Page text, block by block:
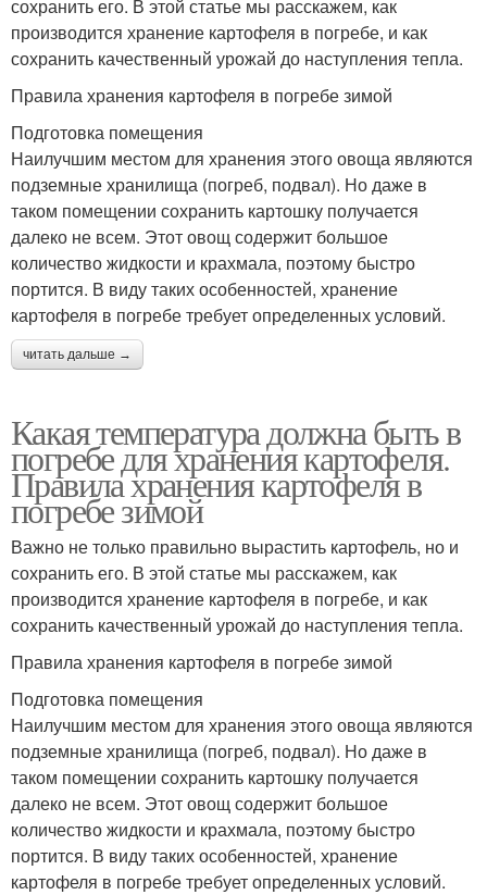
сохранить его. В этой статье мы расскажем, как
производится хранение картофеля в погребе, и как
сохранить качественный урожай до наступления тепла.
Правила хранения картофеля в погребе зимой
Подготовка помещения
Наилучшим местом для хранения этого овоща являются
подземные хранилища (погреб, подвал). Но даже в
таком помещении сохранить картошку получается
далеко не всем. Этот овощ содержит большое
количество жидкости и крахмала, поэтому быстро
портится. В виду таких особенностей, хранение
картофеля в погребе требует определенных условий.
читать дальше →
Какая температура должна быть в
погребе для хранения картофеля.
Правила хранения картофеля в
погребе зимой
Важно не только правильно вырастить картофель, но и
сохранить его. В этой статье мы расскажем, как
производится хранение картофеля в погребе, и как
сохранить качественный урожай до наступления тепла.
Правила хранения картофеля в погребе зимой
Подготовка помещения
Наилучшим местом для хранения этого овоща являются
подземные хранилища (погреб, подвал). Но даже в
таком помещении сохранить картошку получается
далеко не всем. Этот овощ содержит большое
количество жидкости и крахмала, поэтому быстро
портится. В виду таких особенностей, хранение
картофеля в погребе требует определенных условий.